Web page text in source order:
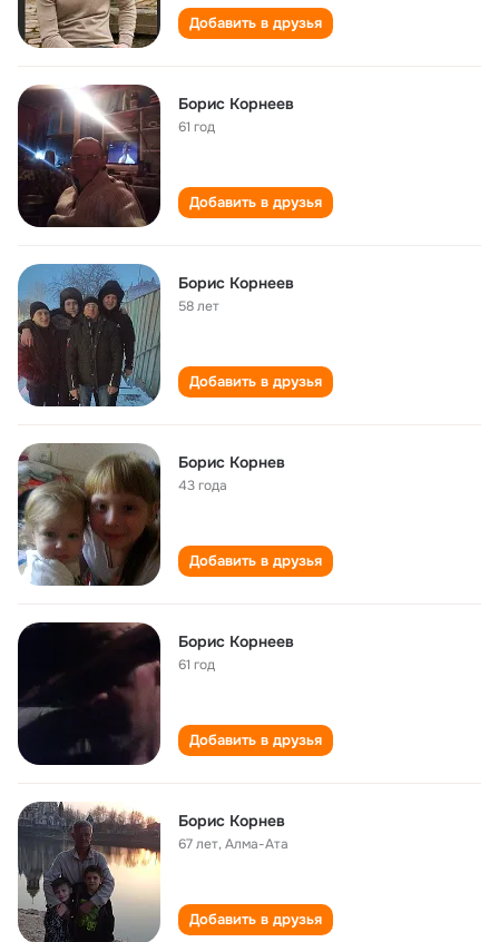
Добавить в друзья
Борис Корнеев
61 год
Добавить в друзья
Борис Корнеев
58 лет
Добавить в друзья
Борис Корнев
43 года
Добавить в друзья
Борис Корнеев
61 год
Добавить в друзья
Борис Корнев
67 лет,Алма-Ата
Добавить в друзья